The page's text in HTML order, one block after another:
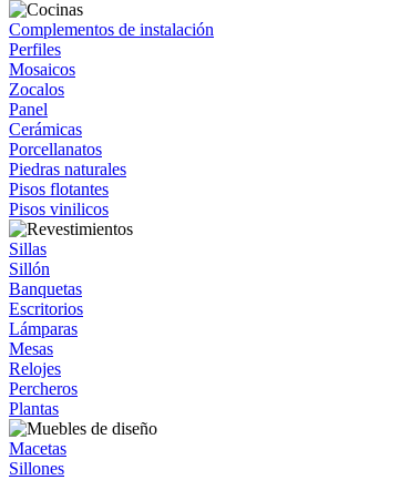
Complementos de instalación
Perfiles
Mosaicos
Zocalos
Panel
Cerámicas
Porcellanatos
Piedras naturales
Pisos flotantes
Pisos vinilicos
Sillas
Sillón
Banquetas
Escritorios
Lámparas
Mesas
Relojes
Percheros
Plantas
Macetas
Sillones